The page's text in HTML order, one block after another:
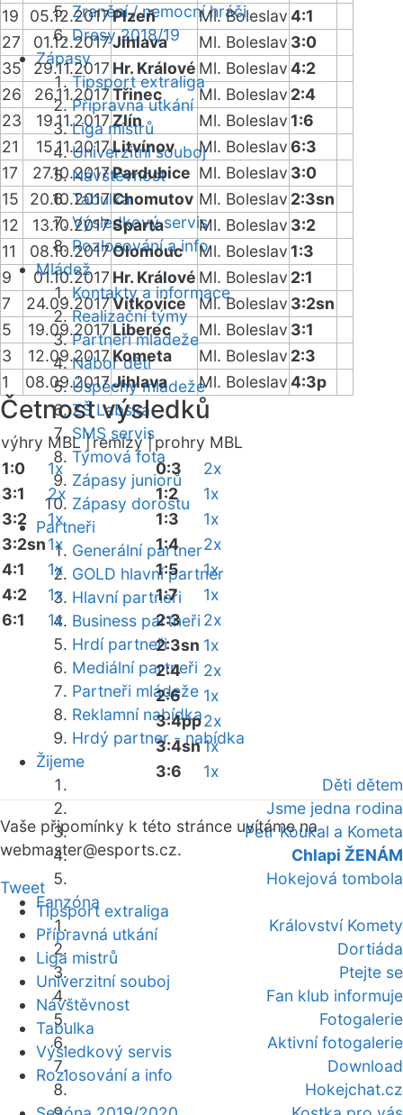
Zranění / nemocní hráči
Dresy 2018/19
Zápasy
Tipsport extraliga
Přípravná utkání
Liga mistrů
Univerzitní souboj
Návštěvnost
Tabulka
Výsledkový servis
Rozlosování a info
Mládež
Kontakty a informace
Realizační týmy
Partneři mládeže
Nábor dětí
Úspěchy mládeže
ZŠ Labská
SMS servis
Týmová fota
Zápasy juniorů
Zápasy dorostu
Partneři
Generální partner
GOLD hlavní partner
Hlavní partneři
Business partneři
Hrdí partneři
Mediální partneři
Partneři mládeže
Reklamní nabídka
Hrdý partner - nabídka
Žijeme
Děti dětem
Jsme jedna rodina
Petr Koukal a Kometa
Chlapi ŽENÁM
Hokejová tombola
Fanzóna
Království Komety
Dortiáda
Ptejte se
Fan klub informuje
Fotogalerie
Aktivní fotogalerie
Download
Hokejchat.cz
19
05.12.2017Plzeň Ml. Boleslav4:1
27
01.12.2017Jihlava Ml. Boleslav 3:0
35
29.11.2017 Hr. Králové Ml. Boleslav4:2
26
26.11.2017Třinec Ml. Boleslav 2:4
23
19.11.2017 Zlín Ml. Boleslav 1:6
21
15.11.2017Litvínov Ml. Boleslav6:3
17
27.10.2017Pardubice Ml. Boleslav 3:0
15
20.10.2017 Chomutov Ml. Boleslav 2:3sn
12
13.10.2017Sparta Ml. Boleslav 3:2
11
08.10.2017Olomouc Ml. Boleslav 1:3
9
01.10.2017 Hr. Králové Ml. Boleslav 2:1
7
24.09.2017Vítkovice Ml. Boleslav 3:2sn
5
19.09.2017 Liberec Ml. Boleslav 3:1
3
12.09.2017 Kometa Ml. Boleslav 2:3
1
08.09.2017Jihlava Ml. Boleslav4:3p
Četnost výsledků
výhry MBL |remízy |prohry MBL
1:0
1x
3:1
2x
3:2
1x
3:2sn1x
4:1
1x
4:2
1x
6:1
1x
0:3
2x
1:2
1x
1:3
1x
1:4
2x
1:5
1x
1:7
1x
2:3
2x
2:3sn 1x
2:4
2x
2:6
1x
3:4pp2x
3:4sn1x
3:6
1x
Vaše připomínky k této stránce uvítáme na
webmaster@esports.cz.
Tweet
Tipsport extraliga
Přípravná utkání
Liga mistrů
Univerzitní souboj
Návštěvnost
Tabulka
Výsledkový servis
Rozlosování a info